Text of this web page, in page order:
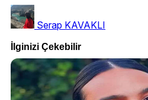
Serap KAVAKLI